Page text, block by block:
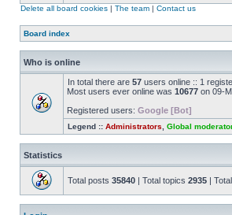
unread
Delete all board cookies | The team | Contact us
Board index
Who is online
In total there are 57 users online :: 1
Most users ever online was 10677 on 09-
Registered users: Google [Bot]
Legend :: Administrators Global
Statistics
Total posts 35840 | Total topics 2935 |